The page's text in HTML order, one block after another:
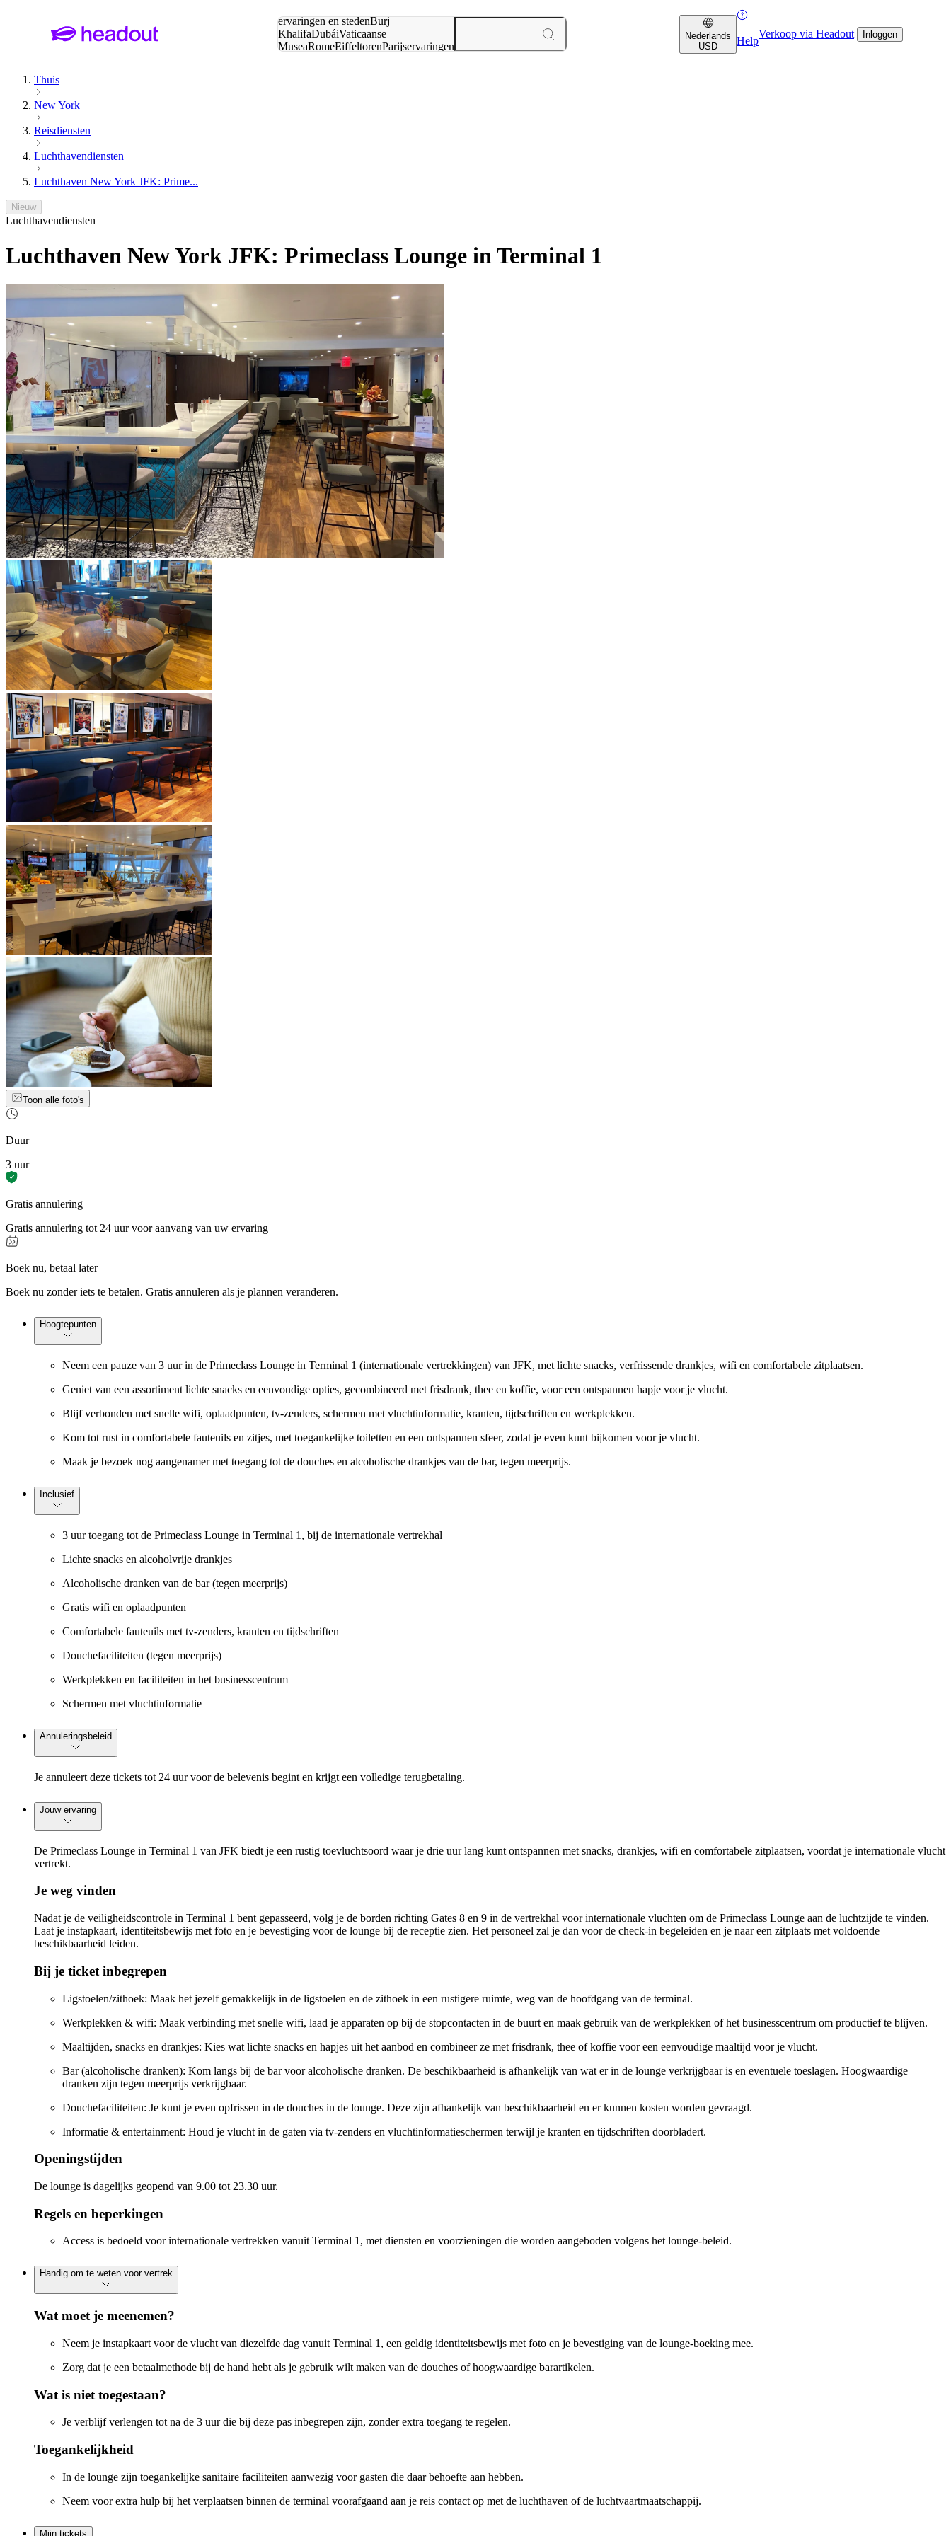
ervaringen en stedenBurj
KhalifaDubáiVaticaanse
MuseaRomeEiffeltorenParijservaringen
Nederlands
USD
Help
Verkoop via Headout Inloggen
Thuis
New York
Reisdiensten
Luchthavendiensten
Luchthaven New York JFK: Prime...
Nieuw
Luchthavendiensten
Luchthaven New York JFK: Primeclass Lounge in Terminal 1
Toon alle foto's
Duur
3 uur
Gratis annulering
Gratis annulering tot 24 uur voor aanvang van uw ervaring
Boek nu, betaal later
Boek nu zonder iets te betalen. Gratis annuleren als je plannen veranderen.
Hoogtepunten
Neem een pauze van 3 uur in de Primeclass Lounge in Terminal 1 (internationale vertrekkingen) van JFK, met lichte snacks, verfrissende drankjes, wifi en comfortabele zitplaatsen.
Geniet van een assortiment lichte snacks en eenvoudige opties, gecombineerd met frisdrank, thee en koffie, voor een ontspannen hapje voor je vlucht.
Blijf verbonden met snelle wifi, oplaadpunten, tv-zenders, schermen met vluchtinformatie, kranten, tijdschriften en werkplekken.
Kom tot rust in comfortabele fauteuils en zitjes, met toegankelijke toiletten en een ontspannen sfeer, zodat je even kunt bijkomen voor je vlucht.
Maak je bezoek nog aangenamer met toegang tot de douches en alcoholische drankjes van de bar, tegen meerprijs.
Inclusief
3 uur toegang tot de Primeclass Lounge in Terminal 1, bij de internationale vertrekhal
Lichte snacks en alcoholvrije drankjes
Alcoholische dranken van de bar (tegen meerprijs)
Gratis wifi en oplaadpunten
Comfortabele fauteuils met tv-zenders, kranten en tijdschriften
Douchefaciliteiten (tegen meerprijs)
Werkplekken en faciliteiten in het businesscentrum
Schermen met vluchtinformatie
Annuleringsbeleid
Je annuleert deze tickets tot 24 uur voor de belevenis begint en krijgt een volledige terugbetaling.
Jouw ervaring
De Primeclass Lounge in Terminal 1 van JFK biedt je een rustig toevluchtsoord waar je drie uur lang kunt ontspannen met snacks, drankjes, wifi en comfortabele zitplaatsen, voordat je internationale vlucht
vertrekt.
Je weg vinden
Nadat je de veiligheidscontrole in Terminal 1 bent gepasseerd, volg je de borden richting Gates 8 en 9 in de vertrekhal voor internationale vluchten om de Primeclass Lounge aan de luchtzijde te vinden.
Laat je instapkaart, identiteitsbewijs met foto en je bevestiging voor de lounge bij de receptie zien. Het personeel zal je dan voor de check-in begeleiden en je naar een zitplaats met voldoende
beschikbaarheid leiden.
Bij je ticket inbegrepen
Ligstoelen/zithoek: Maak het jezelf gemakkelijk in de ligstoelen en de zithoek in een rustigere ruimte, weg van de hoofdgang van de terminal.
Werkplekken & wifi: Maak verbinding met snelle wifi, laad je apparaten op bij de stopcontacten in de buurt en maak gebruik van de werkplekken of het businesscentrum om productief te blijven.
Maaltijden, snacks en drankjes: Kies wat lichte snacks en hapjes uit het aanbod en combineer ze met frisdrank, thee of koffie voor een eenvoudige maaltijd voor je vlucht.
Bar (alcoholische dranken): Kom langs bij de bar voor alcoholische dranken. De beschikbaarheid is afhankelijk van wat er in de lounge verkrijgbaar is en eventuele toeslagen. Hoogwaardige
dranken zijn tegen meerprijs verkrijgbaar.
Douchefaciliteiten: Je kunt je even opfrissen in de douches in de lounge. Deze zijn afhankelijk van beschikbaarheid en er kunnen kosten worden gevraagd.
Informatie & entertainment: Houd je vlucht in de gaten via tv-zenders en vluchtinformatieschermen terwijl je kranten en tijdschriften doorbladert.
Openingstijden
De lounge is dagelijks geopend van 9.00 tot 23.30 uur.
Regels en beperkingen
Access is bedoeld voor internationale vertrekken vanuit Terminal 1, met diensten en voorzieningen die worden aangeboden volgens het lounge-beleid.
Handig om te weten voor vertrek
Wat moet je meenemen?
Neem je instapkaart voor de vlucht van diezelfde dag vanuit Terminal 1, een geldig identiteitsbewijs met foto en je bevestiging van de lounge-boeking mee.
Zorg dat je een betaalmethode bij de hand hebt als je gebruik wilt maken van de douches of hoogwaardige barartikelen.
Wat is niet toegestaan?
Je verblijf verlengen tot na de 3 uur die bij deze pas inbegrepen zijn, zonder extra toegang te regelen.
Toegankelijkheid
In de lounge zijn toegankelijke sanitaire faciliteiten aanwezig voor gasten die daar behoefte aan hebben.
Neem voor extra hulp bij het verplaatsen binnen de terminal voorafgaand aan je reis contact op met de luchthaven of de luchtvaartmaatschappij.
Mijn tickets